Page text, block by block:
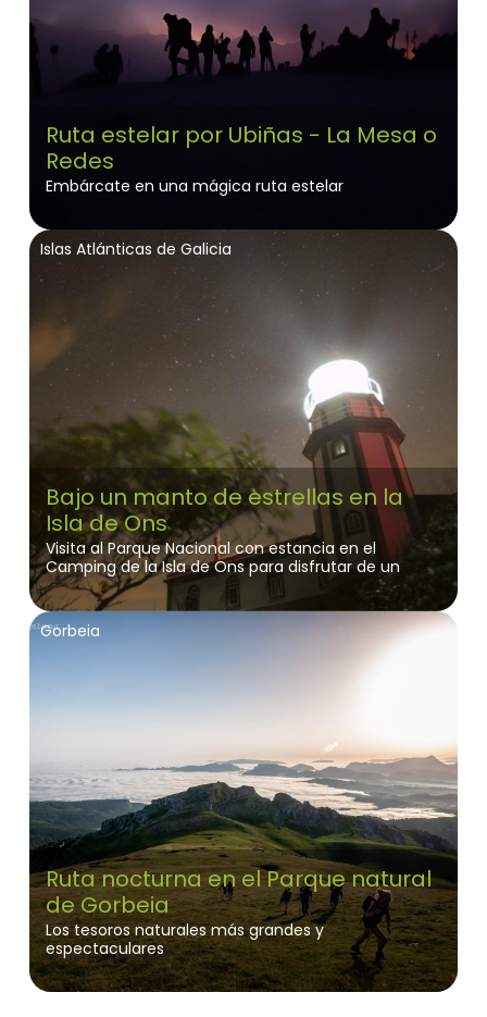
Ruta estelar por Ubiñas - La Mesa o
Redes
Embárcate en una mágica ruta estelar
Islas Atlánticas de Galicia
Bajo un manto de estrellas en la
Isla de Ons
Visita al Parque Nacional con estancia en el
Camping de la Isla de Ons para disfrutar de un
entorno que está catalogado con el sello "Destino
Turístico Starlight".
Gorbeia
Ruta nocturna en el Parque natural
de Gorbeia
Los tesoros naturales más grandes y
espectaculares